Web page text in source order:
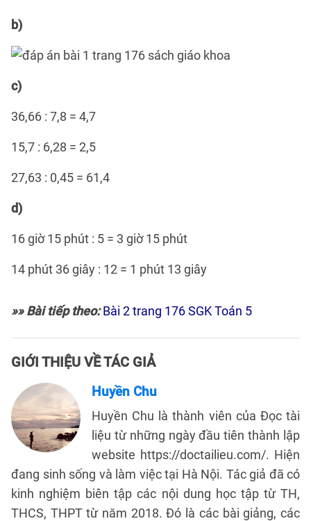
b)
c)
36,66 : 7,8 = 4,7
15,7 : 6,28 = 2,5
27,63 : 0,45 = 61,4
d)
16 giờ 15 phút : 5 = 3 giờ 15 phút
14 phút 36 giây : 12 = 1 phút 13 giây
»» Bài tiếp theo: Bài 2 trang 176 SGK Toán 5
GIỚI THIỆU VỀ TÁC GIẢ
Huyền Chu
Huyền Chu là thành viên của Đọc tài
liệu từ những ngày đầu tiên thành lập
website https://doctailieu.com/. Hiện
đang sinh sống và làm việc tại Hà Nội. Tác giả đã có
kinh nghiệm biên tập các nội dung học tập từ TH,
THCS, THPT từ năm 2018. Đó là các bài giảng, các